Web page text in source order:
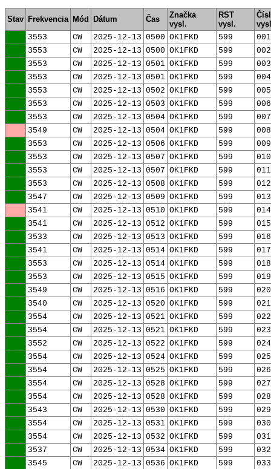
Stav Frekvencia Mód Dátum Čas
Značka
vysl.
RST
vysl.
3553
CW 2025-12-13 0500 OK1FKD 599
001
3553
CW 2025-12-13 0500 OK1FKD 599
002
3553
CW 2025-12-13 0501 OK1FKD 599
003
3553
CW 2025-12-13 0501 OK1FKD 599
004
3553
CW 2025-12-13 0502 OK1FKD 599
005
3553
CW 2025-12-13 0503 OK1FKD 599
006
3553
CW 2025-12-13 0504 OK1FKD 599
007
3549
CW 2025-12-13 0504 OK1FKD 599
008
3553
CW 2025-12-13 0506 OK1FKD 599
009
3553
CW 2025-12-13 0507 OK1FKD 599
010
3553
CW 2025-12-13 0507 OK1FKD 599
011
3553
CW 2025-12-13 0508 OK1FKD 599
012
3547
CW 2025-12-13 0509 OK1FKD 599
013
3541
CW 2025-12-13 0510 OK1FKD 599
014
3541
CW 2025-12-13 0512 OK1FKD 599
015
3533
CW 2025-12-13 0513 OK1FKD 599
016
3541
CW 2025-12-13 0514 OK1FKD 599
017
3553
CW 2025-12-13 0514 OK1FKD 599
018
3553
CW 2025-12-13 0515 OK1FKD 599
019
3549
CW 2025-12-13 0516 OK1FKD 599
020
3540
CW 2025-12-13 0520 OK1FKD 599
021
3554
CW 2025-12-13 0521 OK1FKD 599
022
3554
CW 2025-12-13 0521 OK1FKD 599
023
3552
CW 2025-12-13 0522 OK1FKD 599
024
3554
CW 2025-12-13 0524 OK1FKD 599
025
3554
CW 2025-12-13 0525 OK1FKD 599
026
3554
CW 2025-12-13 0528 OK1FKD 599
027
3554
CW 2025-12-13 0528 OK1FKD 599
028
3543
CW 2025-12-13 0530 OK1FKD 599
029
3554
CW 2025-12-13 0531 OK1FKD 599
030
3554
CW 2025-12-13 0532 OK1FKD 599
031
3537
CW 2025-12-13 0534 OK1FKD 599
032
3545
CW 2025-12-13 0536 OK1FKD 599
033